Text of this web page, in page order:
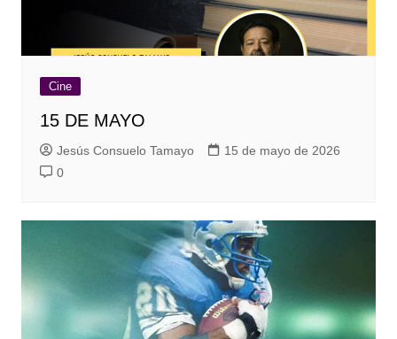
Cine
15 DE MAYO
Jesús Consuelo Tamayo
15 de mayo de 2026
0